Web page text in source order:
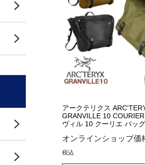
アークテリクス
GRANVILLE 10
ヴィル 10 クーリエ バッ
オンラインショップ価
税込